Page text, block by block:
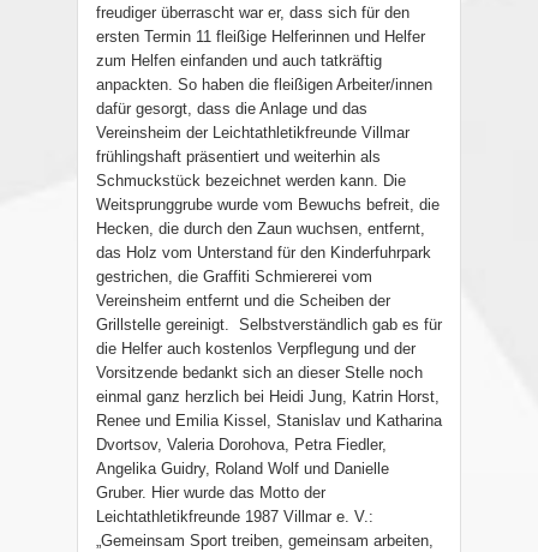
freudiger überrascht war er, dass sich für den
ersten Termin 11 fleißige Helferinnen und Helfer
zum Helfen einfanden und auch tatkräftig
anpackten. So haben die fleißigen Arbeiter/innen
dafür gesorgt, dass die Anlage und das
Vereinsheim der Leichtathletikfreunde Villmar
frühlingshaft präsentiert und weiterhin als
Schmuckstück bezeichnet werden kann. Die
Weitsprunggrube wurde vom Bewuchs befreit, die
Hecken, die durch den Zaun wuchsen, entfernt,
das Holz vom Unterstand für den Kinderfuhrpark
gestrichen, die Graffiti Schmiererei vom
Vereinsheim entfernt und die Scheiben der
Grillstelle gereinigt. Selbstverständlich gab es für
die Helfer auch kostenlos Verpflegung und der
Vorsitzende bedankt sich an dieser Stelle noch
einmal ganz herzlich bei Heidi Jung, Katrin Horst,
Renee und Emilia Kissel, Stanislav und Katharina
Dvortsov, Valeria Dorohova, Petra Fiedler,
Angelika Guidry, Roland Wolf und Danielle
Gruber. Hier wurde das Motto der
Leichtathletikfreunde 1987 Villmar e. V.:
„Gemeinsam Sport treiben, gemeinsam arbeiten,